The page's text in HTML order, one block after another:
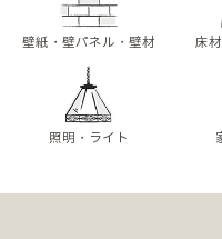
壁紙・壁パネル・壁材 床
照明・ライト